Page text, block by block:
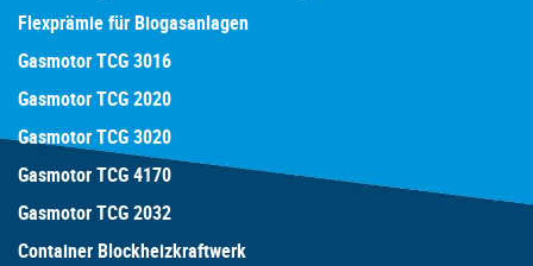
Flexprämie für Biogasanlagen
Gasmotor TCG 3016
Gasmotor TCG 2020
Gasmotor TCG 3020
Gasmotor TCG 4170
Gasmotor TCG 2032
Container Blockheizkraftwerk